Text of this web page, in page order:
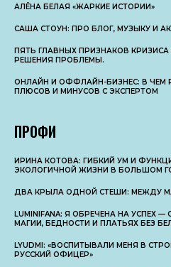
АЛЁНА БЕЛАЯ «ЖАРКИЕ ИСТОРИИ»
САША СТОУН: ПРО БЛОГ, МУЗЫКУ И
ПЯТЬ ГЛАВНЫХ ПРИЗНАКОВ
РЕШЕНИЯ ПРОБЛЕМЫ.
ОНЛАЙН И ОФФЛАЙН-БИЗНЕС: В ЧЕМ
ПЛЮСОВ И МИНУСОВ С ЭКСПЕРТОМ
ПРОФИ
ИРИНА КОТОВА: ГИБКИЙ УМ И
ЭКОЛОГИЧНОЙ ЖИЗНИ В БОЛЬШОМ
ДВА КРЫЛА ОДНОЙ СТЕШИ: МЕЖДУ
LUMINIFANA: Я ОБРЕЧЕНА НА УСПЕХ
МАГИИ, БЕДНОСТИ И ПЛАТЬЯХ БЕЗ
LYUDMI: «ВОСПИТЫВАЛИ МЕНЯ В
РУССКИЙ ОФИЦЕР»